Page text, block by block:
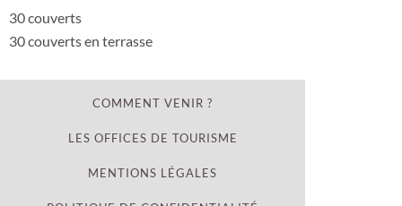
30 couverts
30 couverts en terrasse
COMMENT VENIR ?
LES OFFICES DE TOURISME
MENTIONS LÉGALES